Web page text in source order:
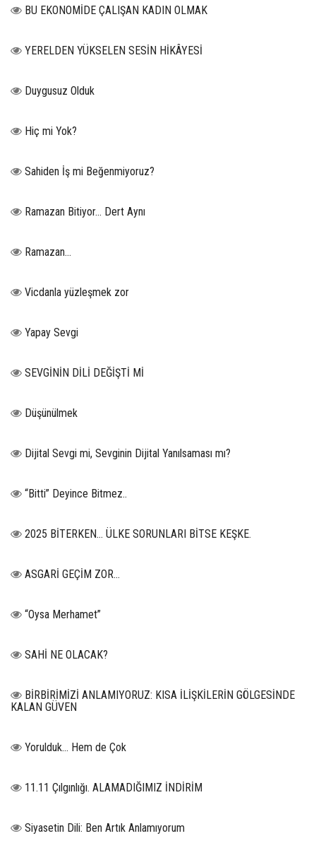
BU EKONOMİDE ÇALIŞAN KADIN OLMAK
YERELDEN YÜKSELEN SESİN HİKÂYESİ
Duygusuz Olduk
Hiç mi Yok?
Sahiden İş mi Beğenmiyoruz?
Ramazan Bitiyor… Dert Aynı
Ramazan…
Vicdanla yüzleşmek zor
Yapay Sevgi
SEVGİNİN DİLİ DEĞİŞTİ Mİ
Düşünülmek
Dijital Sevgi mi, Sevginin Dijital Yanılsaması mı?
“Bitti” Deyince Bitmez..
2025 BİTERKEN… ÜLKE SORUNLARI BİTSE KEŞKE.
ASGARİ GEÇİM ZOR…
“Oysa Merhamet”
SAHİ NE OLACAK?
BİRBİRİMİZİ ANLAMIYORUZ: KISA İLİŞKİLERİN GÖLGESİNDE
KALAN GÜVEN
Yorulduk… Hem de Çok
11.11 Çılgınlığı. ALAMADIĞIMIZ İNDİRİM
Siyasetin Dili: Ben Artık Anlamıyorum